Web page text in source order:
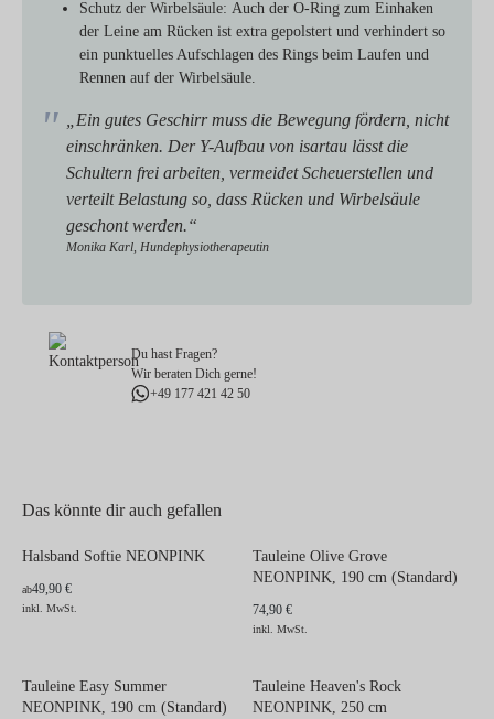
Schutz der Wirbelsäule: Auch der O-Ring zum Einhaken
der Leine am Rücken ist extra gepolstert und verhindert so
ein punktuelles Aufschlagen des Rings beim Laufen und
Rennen auf der Wirbelsäule.
„Ein gutes Geschirr muss die Bewegung fördern, nicht
einschränken. Der Y-Aufbau von isartau lässt die
Schultern frei arbeiten, vermeidet Scheuerstellen und
verteilt Belastung so, dass Rücken und Wirbelsäule
geschont werden.“
Monika Karl, Hundephysiotherapeutin
Du hast Fragen?
Wir beraten Dich gerne!
+49 177 421 42 50
Das könnte dir auch gefallen
Halsband Softie NEONPINK
ab49,90 €
inkl. MwSt.
Tauleine Olive Grove
NEONPINK, 190 cm (Standard)
74,90 €
inkl. MwSt.
Tauleine Easy Summer
NEONPINK, 190 cm (Standard)
Tauleine Heaven's Rock
NEONPINK, 250 cm